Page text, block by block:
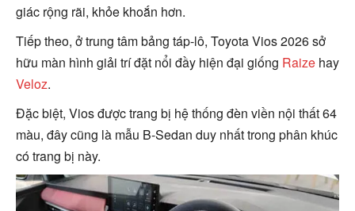
giác rộng rãi, khỏe khoắn hơn.
Tiếp theo, ở trung tâm bảng táp-lô, Toyota Vios 2026 sở
hữu màn hình giải trí đặt nổi đầy hiện đại giống Raize hay
Veloz.
Đặc biệt, Vios được trang bị hệ thống đèn viền nội thất 64
màu, đây cũng là mẫu B-Sedan duy nhất trong phân khúc
có trang bị này.